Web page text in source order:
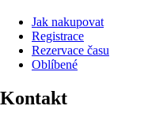
Jak nakupovat
Registrace
Rezervace času
Oblíbené
Kontakt